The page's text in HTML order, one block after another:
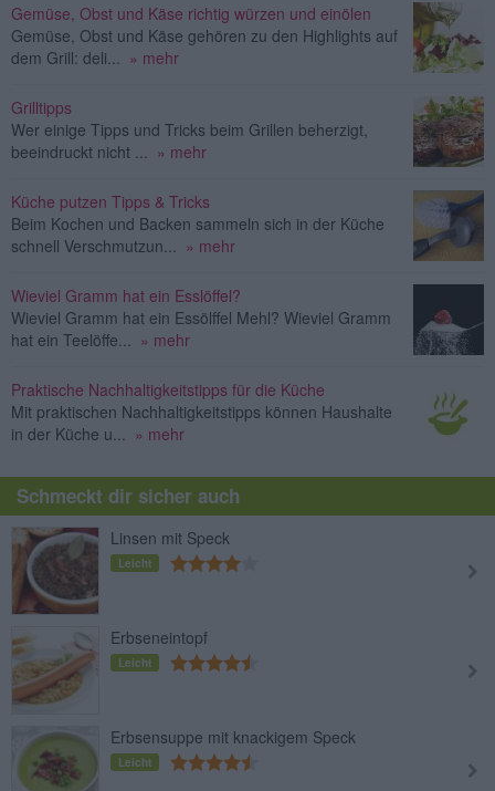
Gemüse, Obst und Käse richtig würzen und einölen
Gemüse, Obst und Käse gehören zu den Highlights auf
dem Grill: deli...
» mehr
Grilltipps
Wer einige Tipps und Tricks beim Grillen beherzigt,
beeindruckt nicht ...
» mehr
Küche putzen Tipps & Tricks
Beim Kochen und Backen sammeln sich in der Küche
schnell Verschmutzun...
» mehr
Wieviel Gramm hat ein Esslöffel?
Wieviel Gramm hat ein Essölffel Mehl? Wieviel Gramm
hat ein Teelöffe...
» mehr
Praktische Nachhaltigkeitstipps für die Küche
Mit praktischen Nachhaltigkeitstipps können Haushalte
in der Küche u...
» mehr
Schmeckt dir sicher auch
Linsen mit Speck
Leicht
Erbseneintopf
Leicht
Erbsensuppe mit knackigem Speck
Leicht